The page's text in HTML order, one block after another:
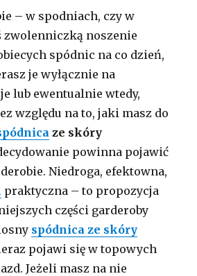
– w spodniach, czy w
zwolenniczką noszenie
spódnic na co dzień,
je wyłącznie na
lub ewentualnie wtedy,
względu na to, jaki masz do
ze skóry
powinna pojawić
Niedroga, efektowna,
praktyczna – to propozycja
części garderoby
spódnica ze skóry
pojawi się w topowych
Jeżeli masz na nie